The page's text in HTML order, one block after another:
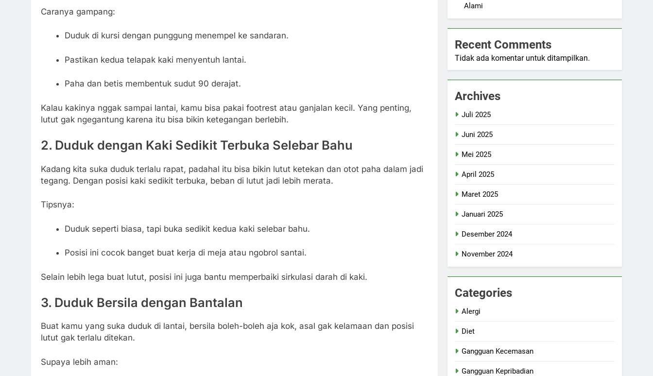
Caranya gampang:
Duduk di kursi dengan punggung menempel ke sandaran.
Pastikan kedua telapak kaki menyentuh lantai.
Paha dan betis membentuk sudut 90 derajat.
Kalau kakinya nggak sampai lantai, kamu bisa pakai footrest atau ganjalan kecil. Yang penting,
lutut gak ngegantung karena itu bisa bikin ketegangan berlebih.
2. Duduk dengan Kaki Sedikit Terbuka Selebar Bahu
Kadang kita suka duduk terlalu rapat, padahal itu bisa bikin lutut ketekan dan otot paha dalam jadi
tegang. Dengan posisi kaki sedikit terbuka, beban di lutut jadi lebih merata.
Tipsnya:
Duduk seperti biasa, tapi buka sedikit kedua kaki selebar bahu.
Posisi ini cocok banget buat kerja di meja atau ngobrol santai.
Selain lebih lega buat lutut, posisi ini juga bantu memperbaiki sirkulasi darah di kaki.
3. Duduk Bersila dengan Bantalan
Buat kamu yang suka duduk di lantai, bersila boleh-boleh aja kok, asal gak kelamaan dan posisi
lutut gak terlalu ditekan.
Supaya lebih aman:
Alami
Recent Comments
Tidak ada komentar untuk ditampilkan.
Archives
Juli 2025
Juni 2025
Mei 2025
April 2025
Maret 2025
Januari 2025
Desember 2024
November 2024
Categories
Alergi
Diet
Gangguan Kecemasan
Gangguan Kepribadian